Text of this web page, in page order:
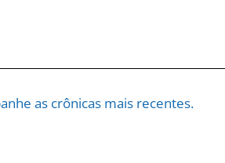
as crônicas mais recentes.